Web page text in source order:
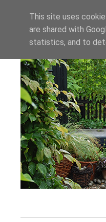
This site uses
are shared with
statistics, and to